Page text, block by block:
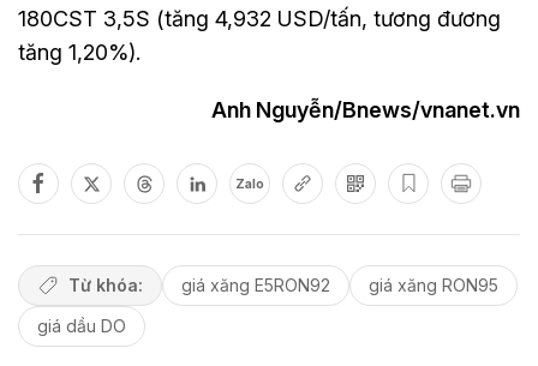
180CST 3,5S (tăng 4,932 USD/tấn, tương đương
tăng 1,20%).
Anh Nguyễn/Bnews/vnanet.vn
Zalo
Từ khóa: giá xăng E5RON92
giá xăng RON95
giá dầu DO